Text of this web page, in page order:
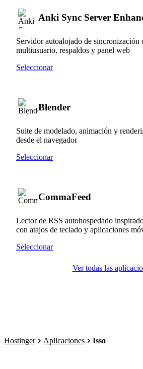
Anki Sync Server
Servidor autoalojado de sincronización
multiusuario, respaldos y panel web
Seleccionar
Blender
Suite de modelado, animación y
desde el navegador
Seleccionar
CommaFeed
Lector de RSS autohospedado
con atajos de teclado y aplicaciones
Seleccionar
Ver todas las
Hostinger Aplicaciones Isso